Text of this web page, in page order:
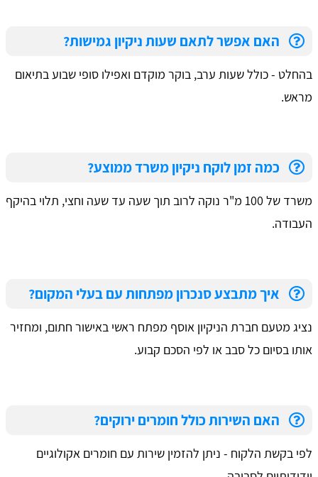
האם אפשר לתאם שעות ניקיון גמישות?
בהחלט - כולל שעות ערב, בוקר מוקדם ואפילו סופי שבוע בתיאום
מראש.
כמה זמן לוקח ניקיון משרד ממוצע?
משרד של 100 מ"ר נוקה לרוב תוך שעה עד שעה וחצי, תלוי בהיקף
העבודה.
איך מתבצע סנכרון מפתחות עם בעלי המקום?
נציג מטעם חברת הניקיון אוסף מפתח ראשי באישור חתום, ומחזיר
אותו בסיום כל סבב או לפי הסכם קבוע.
האם השירות כולל חומרים ירוקים?
לפי בקשת הלקוח - ניתן להזמין שירות עם חומרים אקולוגיים